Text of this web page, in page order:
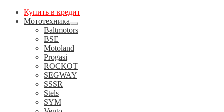
Купить в кредит
Мототехника
Развернутое
вложенное
Baltmotors
BSE
Motoland
Progasi
ROCKOT
SEGWAY
SSSR
Stels
SYM